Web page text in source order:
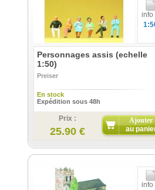
info
Personnages assis (echelle
1:50)
Preiser
En stock
Expédition sous 48h
Prix :
25.90 €
Ajouter
au
info